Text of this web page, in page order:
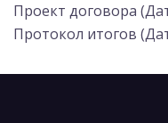
Проект договора
Протокол итогов